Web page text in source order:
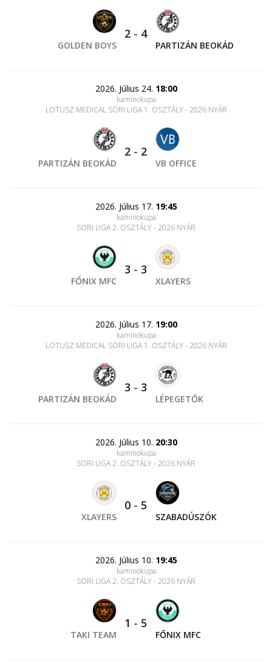
GOLDEN BOYS
2 - 4
PARTIZÁN BEOKÁD
2026. Július 24. 18:00
kaminokupa
LOTUSZ MEDICAL SORI LIGA 1. OSZTÁLY - 2026 NYÁR
PARTIZÁN BEOKÁD
2 - 2
VB OFFICE
2026. Július 17. 19:45
kaminokupa
SORI LIGA 2. OSZTÁLY - 2026 NYÁR
FŐNIX MFC
3 - 3
XLAYERS
2026. Július 17. 19:00
kaminokupa
LOTUSZ MEDICAL SORI LIGA 1. OSZTÁLY - 2026 NYÁR
PARTIZÁN BEOKÁD
3 - 3
LÉPEGETŐK
2026. Július 10. 20:30
kaminokupa
SORI LIGA 2. OSZTÁLY - 2026 NYÁR
XLAYERS
0 - 5
SZABADÚSZÓK
2026. Július 10. 19:45
kaminokupa
SORI LIGA 2. OSZTÁLY - 2026 NYÁR
TAKI TEAM
1 - 5
FŐNIX MFC